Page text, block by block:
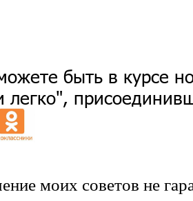
быть в курсе
легко",
моих советов не